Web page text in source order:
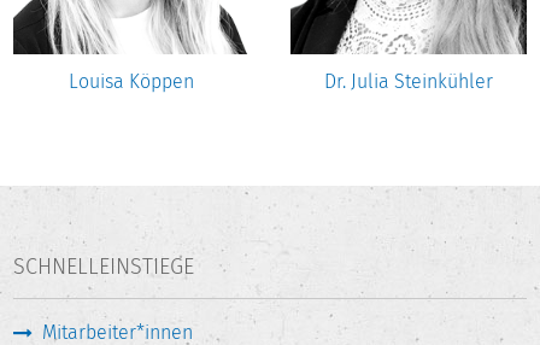
Louisa Köppen Dr. Julia Steinkühler
SCHNELLEINSTIEGE
Mitarbeiter*innen